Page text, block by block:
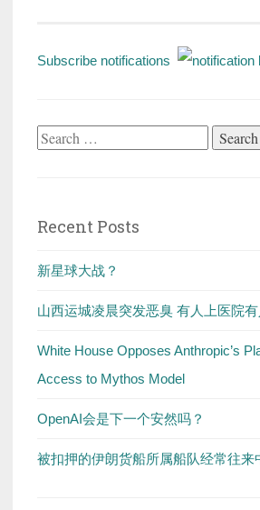
Subscribe notifications
Search
Recent Posts
新星球大战？
山西运城凌晨突发恶臭 有人上医院
White House Opposes Anthropic’s
Access to Mythos Model
OpenAI会是下一个安然吗？
被扣押的伊朗货船所属船队经常往来